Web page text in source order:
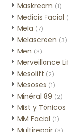
Maskream (1)
Medicis Facial
Mela (7)
Melascreen (3)
Men (3)
Merveillance
Mesolift (2)
Mesoses (1)
Minéral 89 (2)
Mist y Tónicos
MM Facial (1)
Multirepair